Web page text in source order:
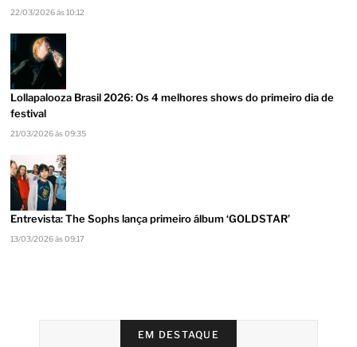
22/03/2026 às 10:12
Lollapalooza Brasil 2026: Os 4 melhores shows do primeiro dia de
festival
21/03/2026 às 09:35
Entrevista: The Sophs lança primeiro álbum ‘GOLDSTAR’
13/03/2026 às 09:17
EM DESTAQUE